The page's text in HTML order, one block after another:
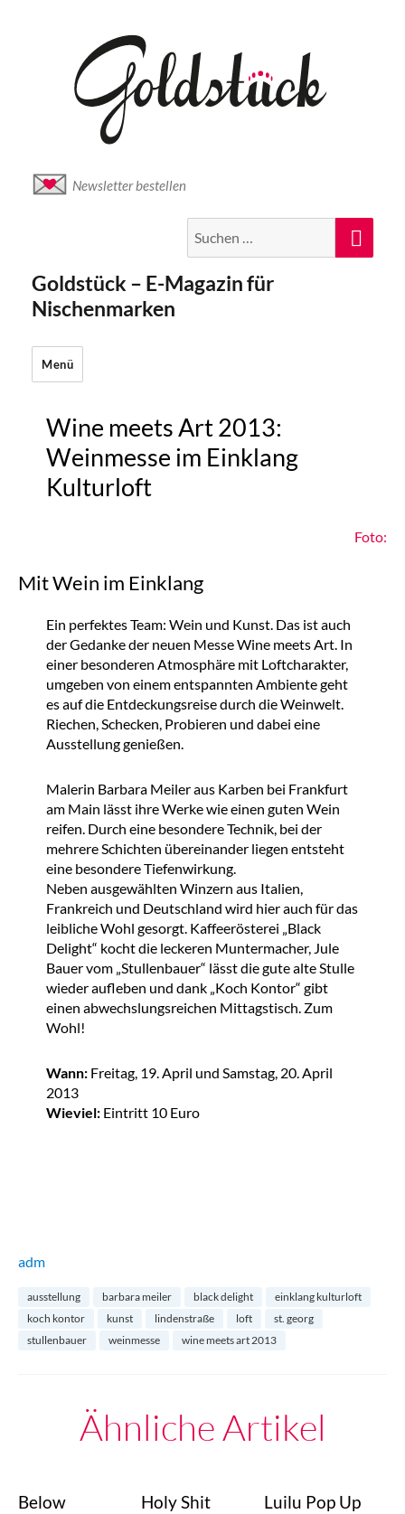
Newsletter bestellen
nach:
Goldstück – E-Magazin für
Nischenmarken
Menü
Wine meets Art 2013:
Weinmesse im Einklang
Kulturloft
Foto:
Mit Wein im Einklang
Ein perfektes Team: Wein und Kunst. Das ist auch
der Gedanke der neuen Messe Wine meets Art. In
einer besonderen Atmosphäre mit Loftcharakter,
umgeben von einem entspannten Ambiente geht
es auf die Entdeckungsreise durch die Weinwelt.
Riechen, Schecken, Probieren und dabei eine
Ausstellung genießen.
Malerin Barbara Meiler aus Karben bei Frankfurt
am Main lässt ihre Werke wie einen guten Wein
reifen. Durch eine besondere Technik, bei der
mehrere Schichten übereinander liegen entsteht
eine besondere Tiefenwirkung.
Neben ausgewählten Winzern aus Italien,
Frankreich und Deutschland wird hier auch für das
leibliche Wohl gesorgt. Kaffeerösterei „Black
Delight“ kocht die leckeren Muntermacher, Jule
Bauer vom „Stullenbauer“ lässt die gute alte Stulle
wieder aufleben und dank „Koch Kontor“ gibt
einen abwechslungsreichen Mittagstisch. Zum
Wohl!
Wann: Freitag, 19. April und Samstag, 20. April
2013
Wieviel: Eintritt 10 Euro
adm
ausstellung barbara meiler black delight
einklang kulturloft
koch kontor
kunst lindenstraße loft
st. georg
stullenbauer
weinmesse wine meets art 2013
Ähnliche Artikel
Below
Holy Shit
Luilu Pop Up